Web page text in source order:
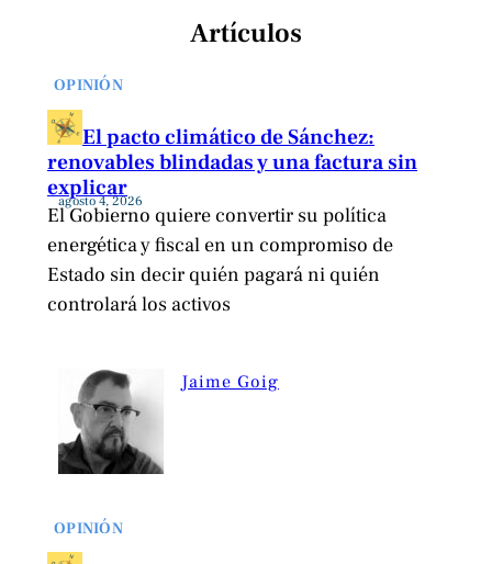
Artículos
OPINIÓN
El pacto climático de Sánchez:
renovables blindadas y una factura sin
explicar
agosto 4, 2026
El Gobierno quiere convertir su política
energética y fiscal en un compromiso de
Estado sin decir quién pagará ni quién
controlará los activos
Jaime Goig
OPINIÓN